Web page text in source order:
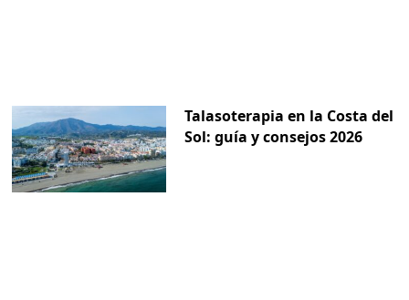
Talasoterapia en la Costa del
Sol: guía y consejos 2026